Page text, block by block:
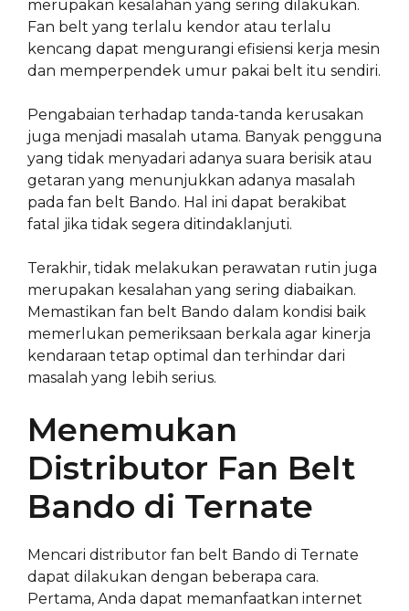
merupakan kesalahan yang sering dilakukan.
Fan belt yang terlalu kendor atau terlalu
kencang dapat mengurangi efisiensi kerja mesin
dan memperpendek umur pakai belt itu sendiri.
Pengabaian terhadap tanda-tanda kerusakan
juga menjadi masalah utama. Banyak pengguna
yang tidak menyadari adanya suara berisik atau
getaran yang menunjukkan adanya masalah
pada fan belt Bando. Hal ini dapat berakibat
fatal jika tidak segera ditindaklanjuti.
Terakhir, tidak melakukan perawatan rutin juga
merupakan kesalahan yang sering diabaikan.
Memastikan fan belt Bando dalam kondisi baik
memerlukan pemeriksaan berkala agar kinerja
kendaraan tetap optimal dan terhindar dari
masalah yang lebih serius.
Menemukan
Distributor Fan Belt
Bando di Ternate
Mencari distributor fan belt Bando di Ternate
dapat dilakukan dengan beberapa cara.
Pertama, Anda dapat memanfaatkan internet